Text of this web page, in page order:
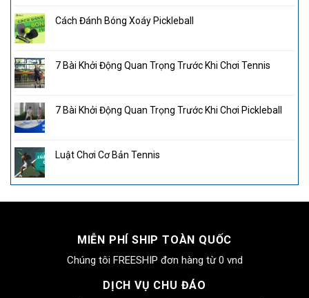
Cách Đánh Bóng Xoáy Pickleball
7 Bài Khởi Động Quan Trọng Trước Khi Chơi Tennis
7 Bài Khởi Động Quan Trọng Trước Khi Chơi Pickleball
Luật Chơi Cơ Bản Tennis
MIỄN PHÍ SHIP TOÀN QUỐC
Chúng tôi FREESHIP đơn hàng từ 0 vnd
DỊCH VỤ CHU ĐÁO